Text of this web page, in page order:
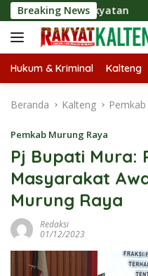
Langsung
ke
konten
Breaking News
Kerakyatan Dina
Hukum & Kriminal Kalteng
Beranda Kalteng
Pemkab Murung Raya
Pj Bupati Mura:
Masyarakat
Murung Raya
Redaksi
01/12/2023